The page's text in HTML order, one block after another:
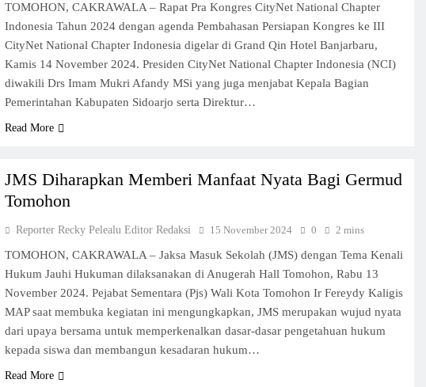
Kepatuhan
KPU Tomohon Pilgub Sulut
Lapak Khusus
TOMOHON, CAKRAWALA – Rapat Pra Kongres CityNet National Chapter
Indonesia Tahun 2024 dengan agenda Pembahasan Persiapan Kongres ke III
CityNet National Chapter Indonesia digelar di Grand Qin Hotel Banjarbaru,
Kamis 14 November 2024. Presiden CityNet National Chapter Indonesia (NCI)
diwakili Drs Imam Mukri Afandy MSi yang juga menjabat Kepala Bagian
Pemerintahan Kabupaten Sidoarjo serta Direktur…
Read More
JMS Diharapkan Memberi Manfaat Nyata Bagi Germud
Tomohon
Reporter Recky Pelealu Editor Redaksi 15 November 2024 0 2 mins
TOMOHON, CAKRAWALA – Jaksa Masuk Sekolah (JMS) dengan Tema Kenali
Hukum Jauhi Hukuman dilaksanakan di Anugerah Hall Tomohon, Rabu 13
November 2024. Pejabat Sementara (Pjs) Wali Kota Tomohon Ir Fereydy Kaligis
MAP saat membuka kegiatan ini mengungkapkan, JMS merupakan wujud nyata
dari upaya bersama untuk memperkenalkan dasar-dasar pengetahuan hukum
kepada siswa dan membangun kesadaran hukum…
Read More